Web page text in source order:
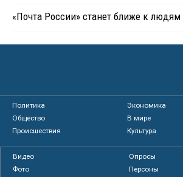
«Почта России» станет ближе к людям
Политика
Экономика
Общество
В мире
Происшествия
Культура
Видео
Опросы
Фото
Персоны